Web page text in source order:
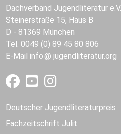
Dachverband Jugendliteratur e.V.
Steinerstraße 15, Haus B
D - 81369 München
Tel. 0049 (0) 89 45 80 806
E-Mail info jugendliteratur.org
Deutscher Jugendliteraturpreis
Fachzeitschrift Julit